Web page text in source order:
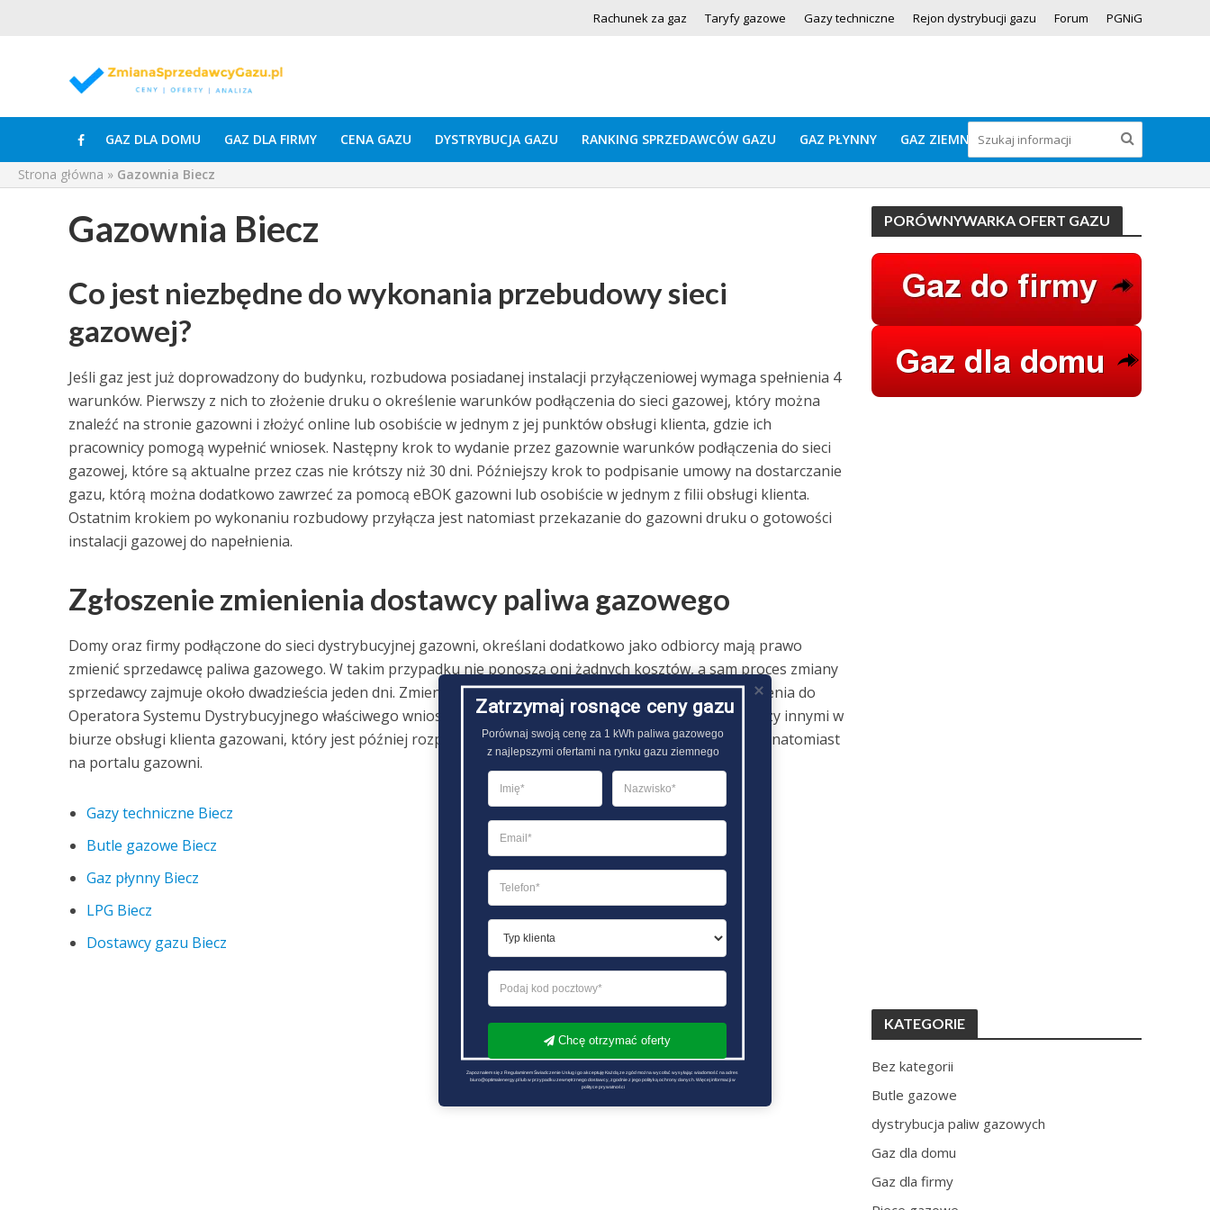
Rachunek za gaz Taryfy gazowe Gazy techniczne Rejon dystrybucji gazu Forum PGNiG
GAZ DLA DOMU GAZ DLA FIRMY CENA GAZU DYSTRYBUCJA GAZU RANKING SPRZEDAWCÓW GAZU GAZ PŁYNNY GAZ ZIEMNY
Strona główna » Gazownia Biecz
Gazownia Biecz
Co jest niezbędne do wykonania przebudowy sieci
gazowej?
Jeśli gaz jest już doprowadzony do budynku, rozbudowa posiadanej instalacji przyłączeniowej wymaga spełnienia 4
warunków. Pierwszy z nich to złożenie druku o określenie warunków podłączenia do sieci gazowej, który można
znaleźć na stronie gazowni i złożyć online lub osobiście w jednym z jej punktów obsługi klienta, gdzie ich
pracownicy pomogą wypełnić wniosek. Następny krok to wydanie przez gazownie warunków podłączenia do sieci
gazowej, które są aktualne przez czas nie krótszy niż 30 dni. Późniejszy krok to podpisanie umowy na dostarczanie
gazu, którą można dodatkowo zawrzeć za pomocą eBOK gazowni lub osobiście w jednym z filii obsługi klienta.
Ostatnim krokiem po wykonaniu rozbudowy przyłącza jest natomiast przekazanie do gazowni druku o gotowości
instalacji gazowej do napełnienia.
Zgłoszenie zmienienia dostawcy paliwa gazowego
Domy oraz firmy podłączone do sieci dystrybucyjnej gazowni, określani dodatkowo jako odbiorcy mają prawo
zmienić sprzedawcę paliwa gazowego. W takim przypadku nie ponoszą oni żadnych kosztów, a sam proces zmiany
sprzedawcy zajmuje około dwadzieścia jeden dni. Zmienienie sprzedawcy paliwa gazowego wymaga złożenia do
Operatora Systemu Dystrybucyjnego właściwego wniosku PZD (zgłoszenia zmiany dostawcy gazu) między innymi w
biurze obsługi klienta gazowani, który jest później rozpatrywany przez nią. Wzór wniosku dostępny jest natomiast
na portalu gazowni.
Gazy techniczne Biecz
Butle gazowe Biecz
Gaz płynny Biecz
LPG Biecz
Dostawcy gazu Biecz
PORÓWNYWARKA OFERT GAZU
KATEGORIE
Bez kategorii
Butle gazowe
dystrybucja paliw gazowych
Gaz dla domu
Gaz dla firmy
Zatrzymaj rosnące ceny gazu
Porównaj swoją cenę za 1 kWh paliwa gazowego
z najlepszymi ofertami na rynku gazu ziemnego
Chcę otrzymać oferty
Zapoznałem się z Regulaminem Świadczenie Usług i go akceptuję Każdą ze zgód można wycofać wysyłając wiadomość na adres
biuro@optimalenergy.pl lub w przypadku zewnętrznego dostawcy, zgodnie z jego polityką ochrony danych. Więcej informacji w
polityce prywatności